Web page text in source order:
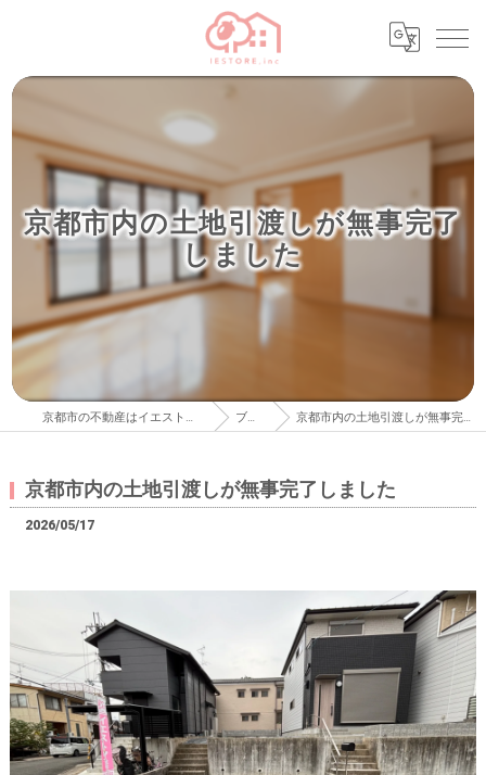
京都市内の土地引渡しが無事完了
しました
京都市の不動産はイエストア株式会社 ブログ 京都市内の土地引渡しが無事完了しました
京都市内の土地引渡しが無事完了しました
2026/05/17